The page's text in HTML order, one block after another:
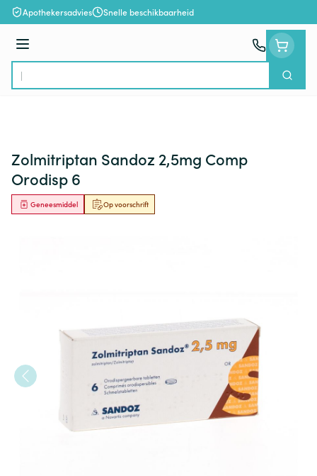
Ga naar de inhoud
Apothekersadvies Snelle beschikbaarheid
Menu
Product, merk, categorie...
Zoek
Zolmitriptan Sandoz 2,5mg Comp
Orodisp 6
Op voorschrift
Geneesmiddel